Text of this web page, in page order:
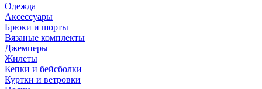
Одежда
Аксессуары
Брюки и шорты
Вязаные комплекты
Джемперы
Жилеты
Кепки и бейсболки
Куртки и ветровки